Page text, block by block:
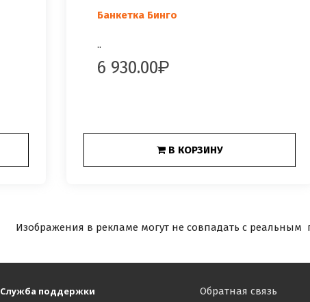
Банкетка Бинго
..
6 930.00
В КОРЗИНУ
Изображения в рекламе могут не совпадать с реальным
Служба поддержки
Обратная связь